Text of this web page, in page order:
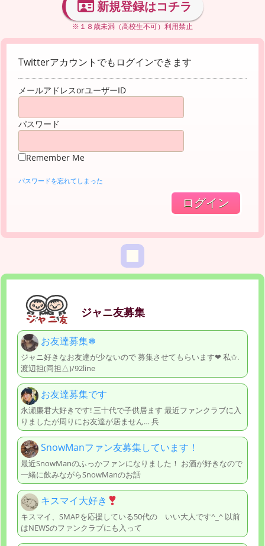
新規登録はコチラ
※１８歳未満（高校生不可）利用禁止
Twitterアカウントでもログインできます
メールアドレスorユーザーID
パスワード
Remember Me
パスワードを忘れてしまった
ジャニ友募集
お友達募集❅
ジャニ好きなお友達が少ないので 募集させてもらいます‪‪❤︎‬ 私✩.
渡辺担(同担△)/92line
お友達募集です
永瀬廉君大好きです! 三十代で子供居ます 最近ファンクラブに入
りましたが周りにお友達が居ません… 兵
SnowManファン友募集しています！
最近SnowManのふっかファンになりました！ お酒が好きなので
一緒に飲みながらSnowManのお話
キスマイ大好き
キスマイ、SMAPを応援している50代の いい大人です^_^ 以前
はNEWSのファンクラブにも入って